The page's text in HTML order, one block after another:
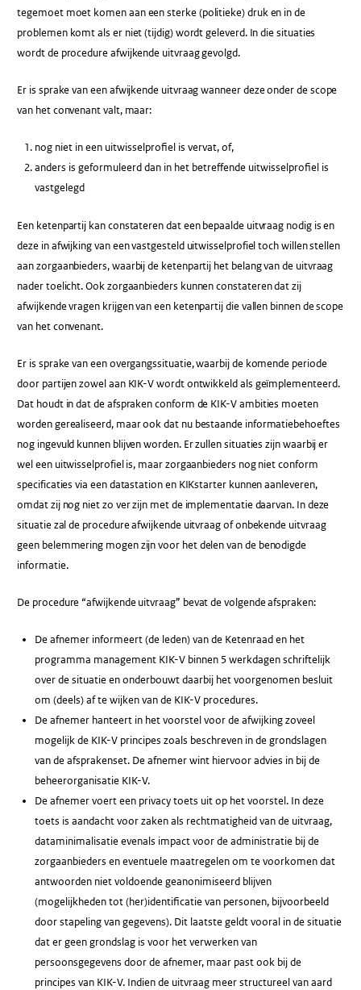
tegemoet moet komen aan een sterke (politieke) druk en in de
problemen komt als er niet (tijdig) wordt geleverd. In die situaties
wordt de procedure afwijkende uitvraag gevolgd.
Er is sprake van een afwijkende uitvraag wanneer deze onder de scope
van het convenant valt, maar:
nog niet in een uitwisselprofiel is vervat, of,
anders is geformuleerd dan in het betreffende uitwisselprofiel is
vastgelegd
Een ketenpartij kan constateren dat een bepaalde uitvraag nodig is en
deze in afwijking van een vastgesteld uitwisselprofiel toch willen stellen
aan zorgaanbieders, waarbij de ketenpartij het belang van de uitvraag
nader toelicht. Ook zorgaanbieders kunnen constateren dat zij
afwijkende vragen krijgen van een ketenpartij die vallen binnen de scope
van het convenant.
Er is sprake van een overgangssituatie, waarbij de komende periode
door partijen zowel aan KIK-V wordt ontwikkeld als geïmplementeerd.
Dat houdt in dat de afspraken conform de KIK-V ambities moeten
worden gerealiseerd, maar ook dat nu bestaande informatiebehoeftes
nog ingevuld kunnen blijven worden. Er zullen situaties zijn waarbij er
wel een uitwisselprofiel is, maar zorgaanbieders nog niet conform
specificaties via een datastation en KIKstarter kunnen aanleveren,
omdat zij nog niet zo ver zijn met de implementatie daarvan. In deze
situatie zal de procedure afwijkende uitvraag of onbekende uitvraag
geen belemmering mogen zijn voor het delen van de benodigde
informatie.
De procedure “afwijkende uitvraag” bevat de volgende afspraken:
De afnemer informeert (de leden) van de Ketenraad en het
programma management KIK-V binnen 5 werkdagen schriftelijk
over de situatie en onderbouwt daarbij het voorgenomen besluit
om (deels) af te wijken van de KIK-V procedures.
De afnemer hanteert in het voorstel voor de afwijking zoveel
mogelijk de KIK-V principes zoals beschreven in de grondslagen
van de afsprakenset. De afnemer wint hiervoor advies in bij de
beheerorganisatie KIK-V.
De afnemer voert een privacy toets uit op het voorstel. In deze
toets is aandacht voor zaken als rechtmatigheid van de uitvraag,
dataminimalisatie evenals impact voor de administratie bij de
zorgaanbieders en eventuele maatregelen om te voorkomen dat
antwoorden niet voldoende geanonimiseerd blijven
(mogelijkheden tot (her)identificatie van personen, bijvoorbeeld
door stapeling van gegevens). Dit laatste geldt vooral in de situatie
dat er geen grondslag is voor het verwerken van
persoonsgegevens door de afnemer, maar past ook bij de
principes van KIK-V. Indien de uitvraag meer structureel van aard